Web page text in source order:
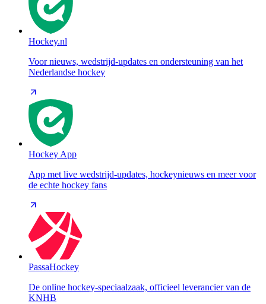
Hockey.nl
Voor nieuws, wedstrijd-updates en ondersteuning van het
Nederlandse hockey
Hockey App
App met live wedstrijd-updates, hockeynieuws en meer voor
de echte hockey fans
PassaHockey
De online hockey-speciaalzaak, officieel leverancier van de
KNHB